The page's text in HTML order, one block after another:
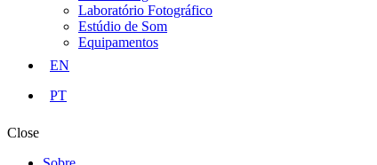
Laboratório Fotográfico
Estúdio de Som
Equipamentos
EN
PT
Close